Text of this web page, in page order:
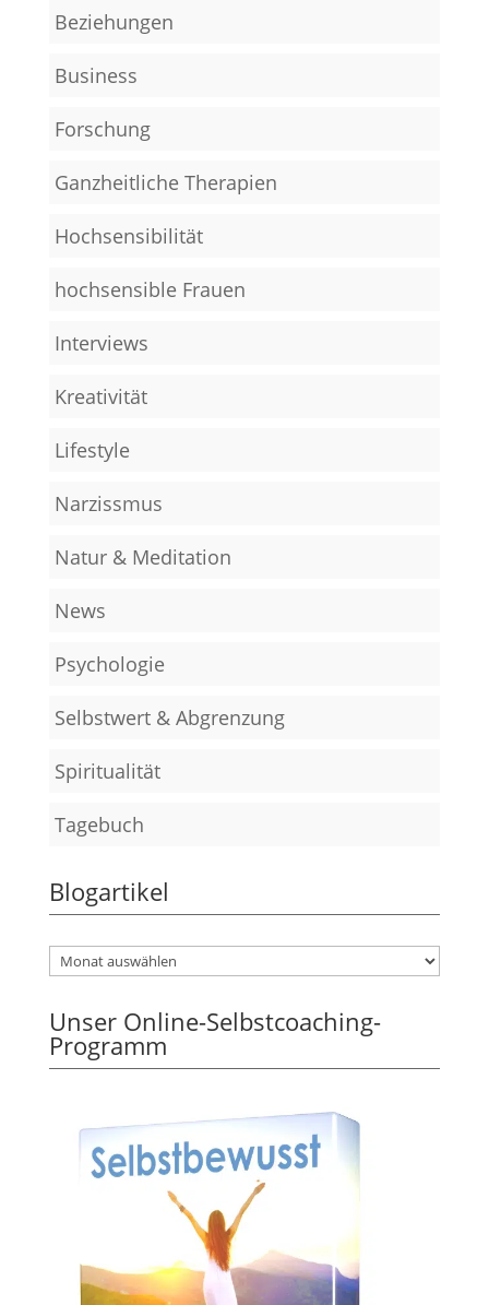
Beziehungen
Business
Forschung
Ganzheitliche Therapien
Hochsensibilität
hochsensible Frauen
Interviews
Kreativität
Lifestyle
Narzissmus
Natur & Meditation
News
Psychologie
Selbstwert & Abgrenzung
Spiritualität
Tagebuch
Blogartikel
Unser Online-Selbstcoaching-
Programm